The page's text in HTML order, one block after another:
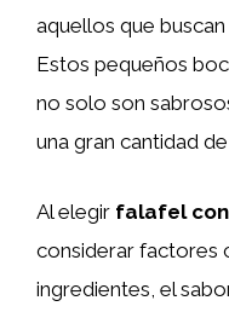
aquellos que
Estos pequeños
no solo son
una gran cantidad
Al elegir falafel
considerar factores
ingredientes, el